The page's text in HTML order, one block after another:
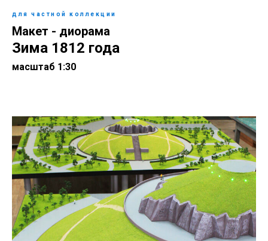
для частной коллекции
Макет - диорама
Зима 1812 года
масштаб 1:30